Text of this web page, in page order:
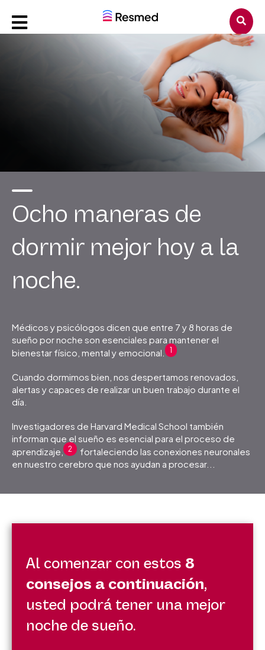
Ocho maneras de
dormir mejor hoy a la
noche.
Médicos y psicólogos dicen que entre 7 y 8 horas de
sueño por noche son esenciales para mantener el
bienestar físico, mental y emocional.
1
Cuando dormimos bien, nos despertamos renovados,
alertas y capaces de realizar un buen trabajo durante el
día.
Investigadores de Harvard Medical School también
informan que el sueño es esencial para el proceso de
aprendizaje,
2
fortaleciendo las conexiones neuronales
en nuestro cerebro que nos ayudan a procesar...
Al comenzar con estos 8
consejos a continuación,
usted podrá tener una mejor
noche de sueño.